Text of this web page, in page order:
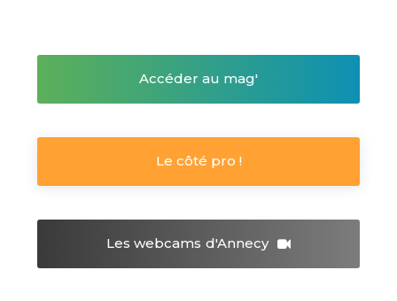
Accéder au mag'
Le côté pro !
Les webcams d'Annecy